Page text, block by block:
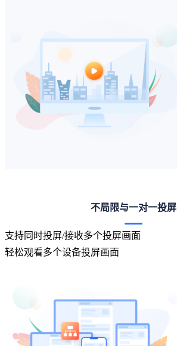
不局限与一对一投屏
支持同时投屏/接收多个投屏画面
轻松观看多个设备投屏画面